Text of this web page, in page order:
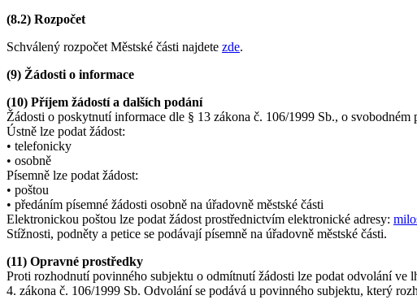
(8.2) Rozpočet
Schválený rozpočet Městské části najdete zde.
(9) Žádosti o informace
(10) Příjem žádostí a dalších podání
Žádosti o poskytnutí informace dle § 13 zákona č. 106/1999 Sb., o
Ústně lze podat žádost:
• telefonicky
• osobně
Písemně lze podat žádost:
• poštou
• předáním písemné žádosti osobně na úřadovně městské části
Elektronickou poštou lze podat žádost prostřednictvím elektronické adresy:
Stížnosti, podněty a petice se podávají písemně na úřadovně městské části.
(11) Opravné prostředky
Proti rozhodnutí povinného subjektu o odmítnutí žádosti lze podat odvolání
4. zákona č. 106/1999 Sb. Odvolání se podává u povinného subjektu, který